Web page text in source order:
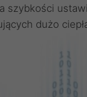
szybkości
dużo